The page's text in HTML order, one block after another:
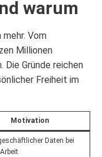
warum
Vom
Millionen
Die Gründe reichen
Freiheit im
Motivation
Daten bei